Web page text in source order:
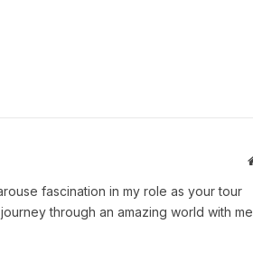
fascination in my role as your tour
through an amazing world with me